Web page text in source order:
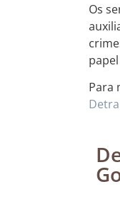
Os
Para